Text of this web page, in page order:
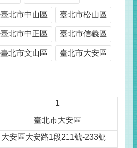
臺北市中山區 臺北市松山區
臺北市中正區 臺北市信義區
臺北市文山區 臺北市大安區
1
臺北市大安區
大安區大安路1段211號-233號